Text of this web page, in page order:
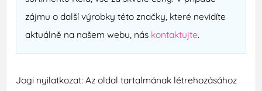
zájmu o další výrobky této značky, které nevidíte
aktuálně na našem webu, nás kontaktujte.
Jogi nyilatkozat: Az oldal tartalmának létrehozásához